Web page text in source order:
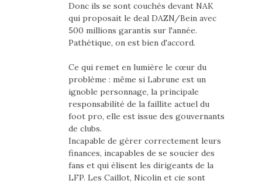
Donc ils se sont couchés devant NAK
qui proposait le deal DAZN/Bein avec
500 millions garantis sur l'année.
Pathétique, on est bien d'accord.
Ce qui remet en lumière le cœur du
problème : même si Labrune est un
ignoble personnage, la principale
responsabilité de la faillite actuel du
foot pro, elle est issue des gouvernants
de clubs.
Incapable de gérer correctement leurs
finances, incapables de se soucier des
fans et qui élisent les dirigeants de la
LFP. Les Caillot, Nicolin et cie sont